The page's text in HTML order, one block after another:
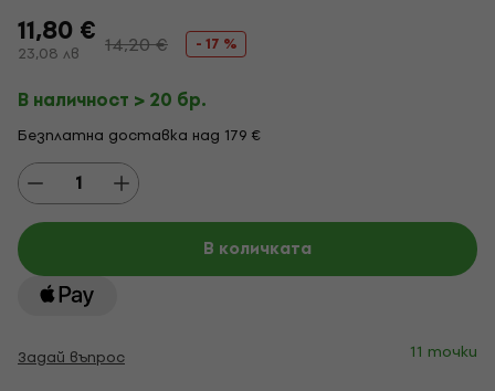
11,80 €
23,08 лв 14,20 € - 17 %
В наличност > 20 бр.
Безплатна доставка над 179 €
В количката
Задай въпрос 11 точки